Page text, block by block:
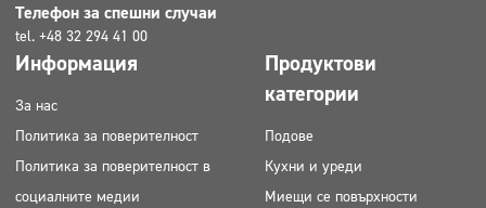
Телефон за спешни случаи
tel. +48 32 294 41 00
Информация
За нас
Политика за поверителност
Политика за поверителност в
социалните медии
Продуктови
категории
Подове
Кухни и уреди
Миещи се повърхности